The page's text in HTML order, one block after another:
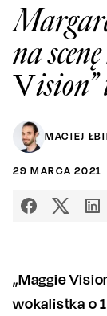
na
Vision”
MACIEJ
29 MARCA 2021
„Maggie
wokalistka o